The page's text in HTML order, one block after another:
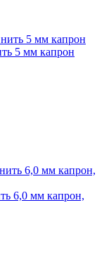
5 мм капрон
6,0 мм капрон,